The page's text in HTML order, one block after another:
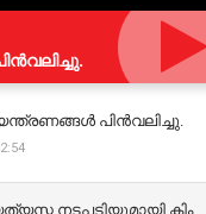
പിന്‍വലിച്ചു.
നടപടിയുമായി കിം